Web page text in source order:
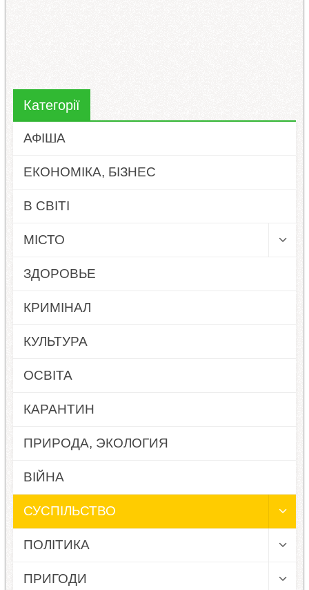
Категорії
АФІША
ЕКОНОМІКА, БІЗНЕС
В СВІТІ
МІСТО
ЗДОРОВЬЕ
КРИМІНАЛ
КУЛЬТУРА
ОСВІТА
КАРАНТИН
ПРИРОДА, ЭКОЛОГИЯ
ВІЙНА
СУСПІЛЬСТВО
ПОЛІТИКА
ПРИГОДИ